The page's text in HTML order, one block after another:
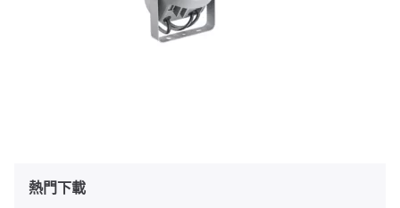
熱門下載